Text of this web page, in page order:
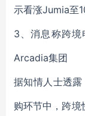
示看涨Jumia至
3、消息称跨境
Arcadia集团
据知情人士透
购环节中，跨境